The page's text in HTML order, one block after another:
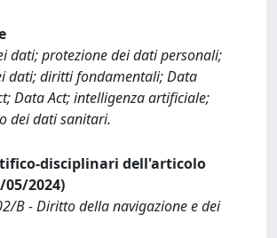
dati; protezione dei dati personali;
dati; diritti fondamentali; Data
Data Act; intelligenza artificiale;
dei dati sanitari.
disciplinari dell'articolo
2024)
B - Diritto della navigazione e dei